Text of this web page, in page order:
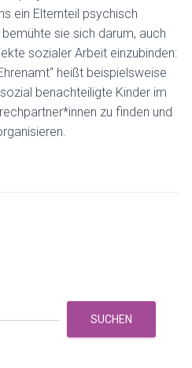
ein Elternteil psychisch
sie sich darum, auch
sozialer Arbeit einzubinden:
heißt beispielsweise
benachteiligte Kinder im
zu finden und
SUCHEN